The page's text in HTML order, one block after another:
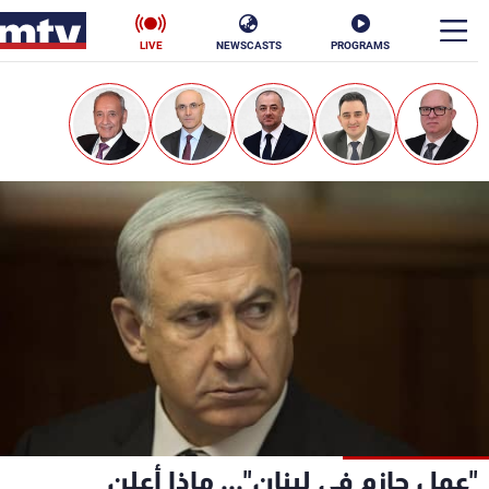
PROGRAMS
NEWSCASTS
LIVE
"عمل حازم في لبنان"... ماذا أعلن
en
الأخبار
ناس
رياضة
البرامج
جدول البرامج